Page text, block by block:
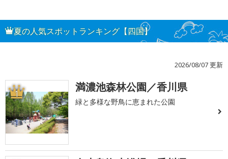
夏の人気スポットランキング【四国】
2026/08/07 更新
1 満濃池森林公園／香川県
緑と多様な野鳥に恵まれた公園